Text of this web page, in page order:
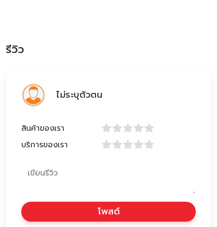
รีวิว
ไม่ระบุตัวตน
สินค้าของเรา
บริการของเรา
โพสต์